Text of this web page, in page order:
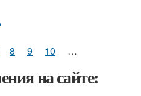
8 9 10 …
на сайте: